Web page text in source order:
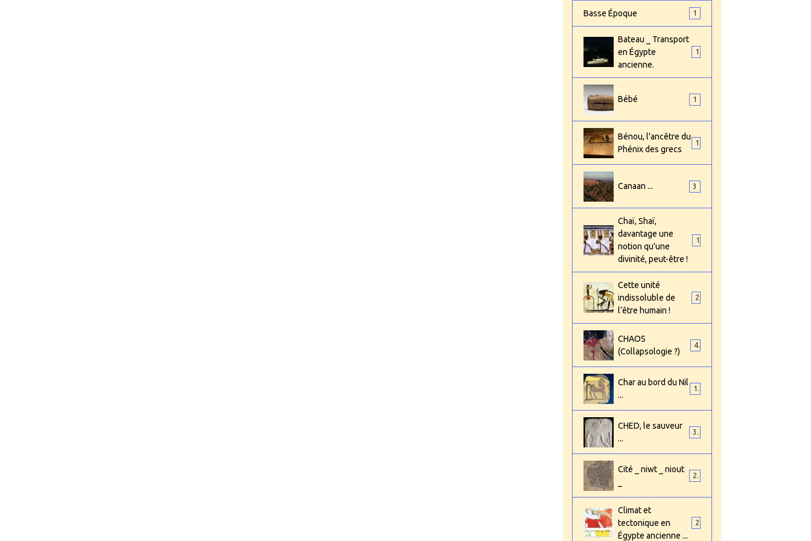
Basse Époque 1
Bateau _ Transport
en Égypte
ancienne.
Bébé 1
Bénou, l'ancêtre du
Phénix des grecs
Canaan ... 3
Chaï, Shaï,
davantage une
notion qu'une
divinité, peut-être !
Cette unité
indissoluble de
l’être humain !
CHAOS
(Collapsologie ?)
4
Char au bord du Nil
...
1
CHED, le sauveur
...
3
Cité _ niwt _ niout
2
Climat et
tectonique en
Égypte ancienne ...